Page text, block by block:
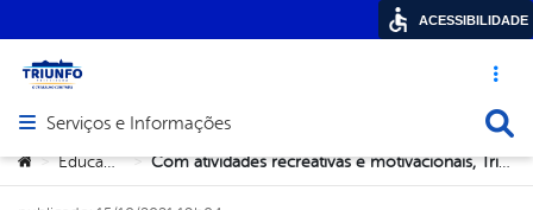
Acesso
Abrir menu principal de navegação
Serviços e Informações
Você está aqui:
> Educação > Com atividades recreativas e motivacionais, Triunfo homenageia professores da rede municipal de ensino
ACESSIBILIDADE